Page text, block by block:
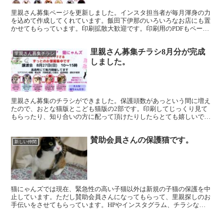
里親さん募集ページを更新しました。インスタ担当者が毎月渾身の力
を込めて作成してくれています。飯田下伊那のいろいろなお店にも置
かせてもらっています。印刷拡散大歓迎です。印刷用のPDFもページ
里親さん募集チラシ
里親さん募集チラシ8月分が完成
しました。
里親さん募集のチラシができました。保護頭数があっという間に増え
たので、おとな猫版とこども猫版の2部です。印刷してじっくり見て
もらったり、知り合いの方に配って頂けたりしたらとても嬉しいで
新しい仲間 賛助会員さんの保護猫です。
猫にゃんズでは現在、緊急性の高い子猫以外は新規の子猫の保護を中
止しています。ただし賛助会員さんになってもらって、里親探しのお
手伝いをさせてもらっています。HPやインスタグラム、チラシなど